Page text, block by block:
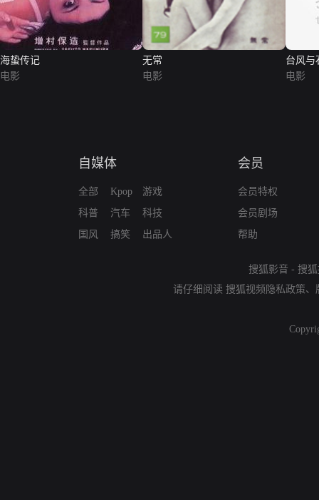
海蛰传记
电影
无常
电影
台风与
电影
自媒体
全部
科普
国风
Kpop
汽车
搞笑
游戏
科技
出品人
会员
会员特权
会员剧场
帮助
搜狐影音 - 搜
请仔细阅读 搜狐视频隐私政策、